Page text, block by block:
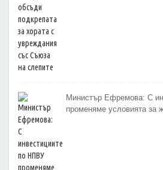
Министър Ефремова: С
променяме условията за